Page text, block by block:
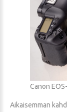
Canon
Aikaisemman